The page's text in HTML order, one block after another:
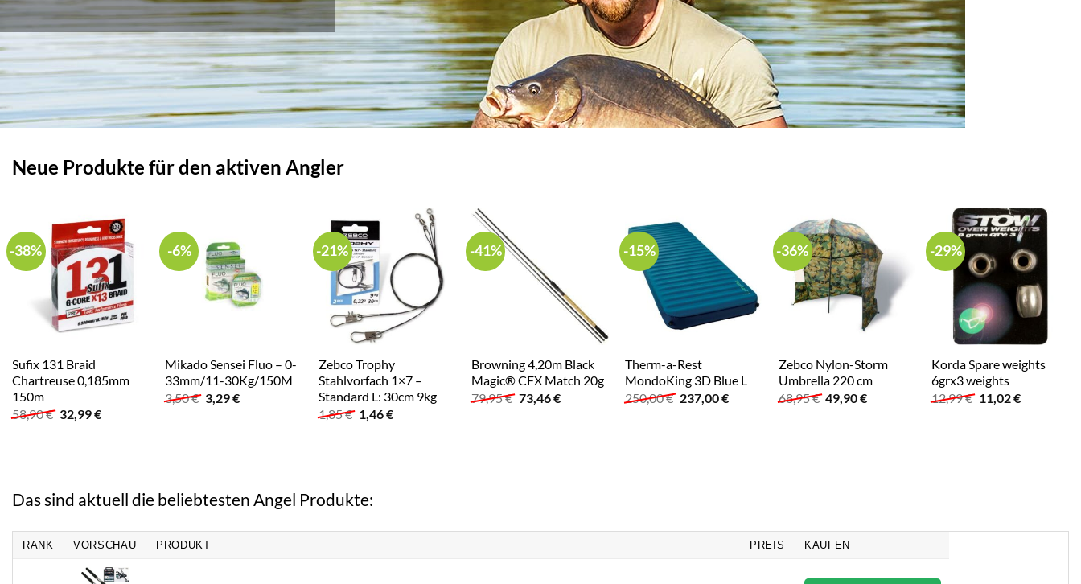
Neue Produkte für den aktiven Angler
-38%
Sufix 131 Braid
Chartreuse 0,185mm
150m
58,90€ Ursprünglicher
Preis
32,99€Aktueller
-6%
Mikado Sensei Fluo – 0-
33mm/11-30Kg/150M
3,50€ Ursprünglicher
Preis
3,29€Aktueller
-21%
Zebco Trophy
Stahlvorfach 1×7 –
Standard L: 30cm 9kg
1,85€ Ursprünglicher
Preis
1,46€Aktueller
-41%
Browning 4,20m Black
Magic® CFX Match 20g
79,95€ Ursprünglicher
Preis
73,46€Aktueller
-15%
Therm-a-Rest
MondoKing 3D Blue L
250,00€ Ursprünglicher
Preis
237,00€Aktueller
-36%
Zebco Nylon-Storm
Umbrella 220 cm
68,95€ Ursprünglicher
Preis
49,90€Aktueller
-29%
Korda Spare weights
6grx3 weights
12,99€ Ursprünglicher
Preis
11,02€Aktueller
Das sind aktuell die beliebtesten Angel Produkte:
RANK VORSCHAU PRODUKT PREIS KAUFEN